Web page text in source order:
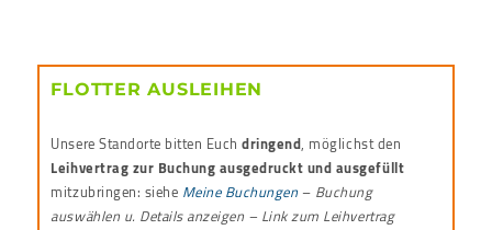
FLOTTER AUSLEIHEN
Unsere Standorte bitten Euchdringend, möglichst den
Leihvertrag zur Buchung ausgedruckt und ausgefüllt
mitzubringen: siehe Meine Buchungen– Buchung
auswählen u. Details anzeigen – Link zum Leihvertrag